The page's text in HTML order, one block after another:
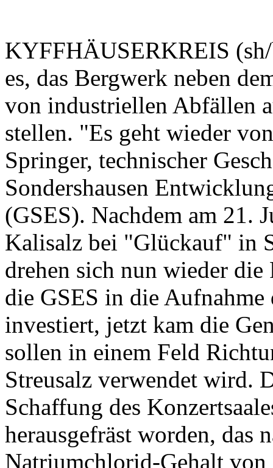
KYFFHÄUSERKREIS
es, das Bergwerk neben
von industriellen Abfällen
stellen. "Es geht wieder
Springer, technischer
Sondershausen
(GSES). Nachdem am 21.
Kalisalz bei "Glückauf" in
drehen sich nun wieder
die GSES in die
investiert, jetzt kam die
sollen in einem Feld
Streusalz verwendet wird.
Schaffung des
herausgefräst worden, das
Natriumchlorid-Gehalt von